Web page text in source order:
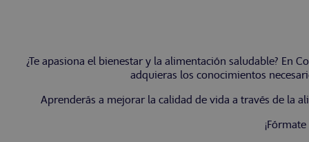
¿Te apasiona el bienestar y la alimentación saludable? En
adquieras los conocimientos
Aprenderás a mejorar la calidad de vida a través de la